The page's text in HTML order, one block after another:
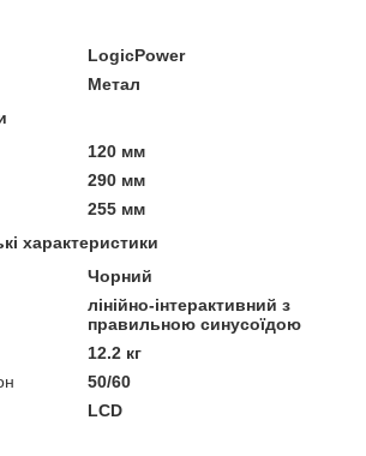
LogicPower
Метал
120 мм
290 мм
255 мм
характеристики
Чорний
лінійно-інтерактивний з
правильною синусоїдою
12.2 кг
50/60
LCD